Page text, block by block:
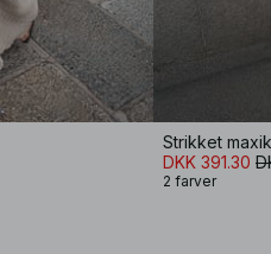
Strikket
DKK 391.30
2 farver